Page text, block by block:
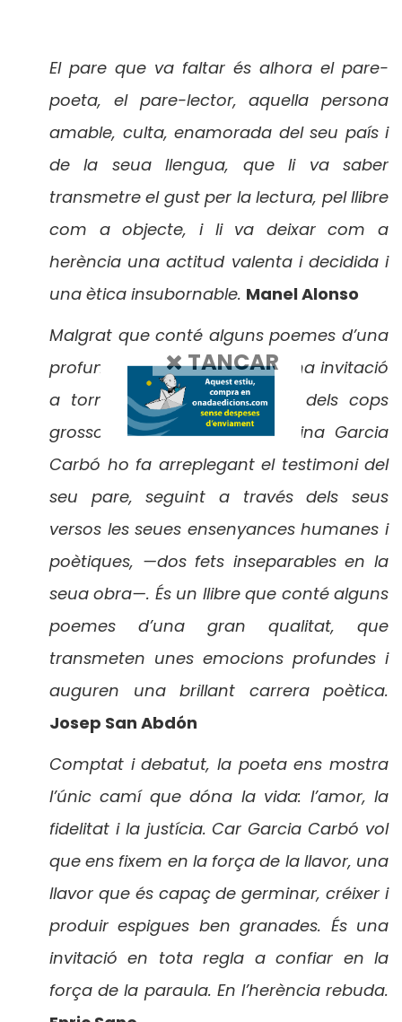
El pare que va faltar és alhora el pare-
poeta, el pare-lector, aquella persona
amable, culta, enamorada del seu país i
de la seua llengua, que li va saber
transmetre el gust per la lectura, pel llibre
com a objecte, i li va deixar com a
herència una actitud valenta i decidida i
una ètica insubornable. Manel Alonso
Malgrat que conté alguns poemes d’una
profunda tristesa, és també una invitació
a tornar a renàixer després dels cops
grossos que dóna la vida. Aina Garcia
Carbó ho fa arreplegant el testimoni del
seu pare, seguint a través dels seus
versos les seues ensenyances humanes i
poètiques, —dos fets inseparables en la
seua obra—. És un llibre que conté alguns
poemes d’una gran qualitat, que
transmeten unes emocions profundes i
auguren una brillant carrera poètica.
Josep San Abdón
Comptat i debatut, la poeta ens mostra
l’únic camí que dóna la vida: l’amor, la
fidelitat i la justícia. Car Garcia Carbó vol
que ens fixem en la força de la llavor, una
llavor que és capaç de germinar, créixer i
produir espigues ben granades. És una
invitació en tota regla a confiar en la
força de la paraula. En l’herència rebuda.
TANCAR